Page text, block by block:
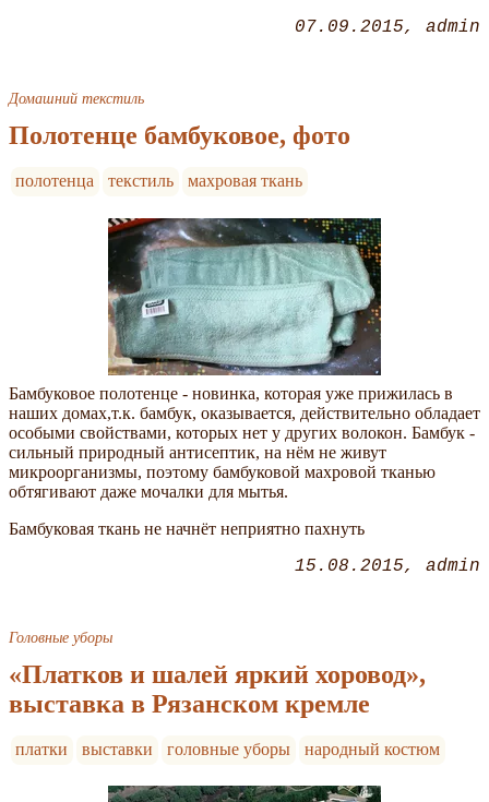
07.09.2015 admin
Домашний текстиль
Полотенце бамбуковое, фото
полотенца текстиль махровая ткань
Бамбуковое полотенце - новинка, которая уже прижилась в
наших домах,т.к. бамбук, оказывается, действительно обладает
особыми свойствами, которых нет у других волокон. Бамбук -
сильный природный антисептик, на нём не живут
микроорганизмы, поэтому бамбуковой махровой тканью
обтягивают даже мочалки для мытья.
Бамбуковая ткань не начнёт неприятно пахнуть
15.08.2015 admin
Головные уборы
«Платков и шалей яркий хоровод»,
выставка в Рязанском кремле
платки выставки головные уборы народный костюм